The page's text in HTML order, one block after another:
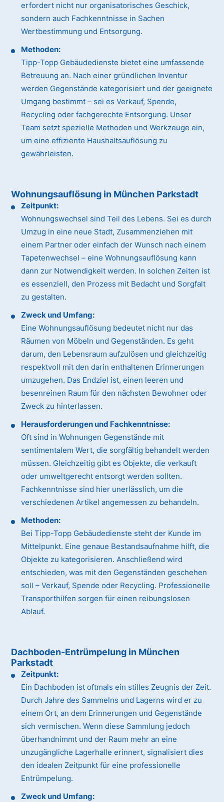
erfordert nicht nur organisatorisches Geschick,
sondern auch Fachkenntnisse in Sachen
Wertbestimmung und Entsorgung.
Methoden:
Tipp-Topp Gebäudedienste bietet eine umfassende
Betreuung an. Nach einer gründlichen Inventur
werden Gegenstände kategorisiert und der geeignete
Umgang bestimmt – sei es Verkauf, Spende,
Recycling oder fachgerechte Entsorgung. Unser
Team setzt spezielle Methoden und Werkzeuge ein,
um eine effiziente Haushaltsauflösung zu
gewährleisten.
Wohnungsauflösung in München Parkstadt
Zeitpunkt:
Wohnungswechsel sind Teil des Lebens. Sei es durch
Umzug in eine neue Stadt, Zusammenziehen mit
einem Partner oder einfach der Wunsch nach einem
Tapetenwechsel – eine Wohnungsauflösung kann
dann zur Notwendigkeit werden. In solchen Zeiten ist
es essenziell, den Prozess mit Bedacht und Sorgfalt
zu gestalten.
Zweck und Umfang:
Eine Wohnungsauflösung bedeutet nicht nur das
Räumen von Möbeln und Gegenständen. Es geht
darum, den Lebensraum aufzulösen und gleichzeitig
respektvoll mit den darin enthaltenen Erinnerungen
umzugehen. Das Endziel ist, einen leeren und
besenreinen Raum für den nächsten Bewohner oder
Zweck zu hinterlassen.
Herausforderungen und Fachkenntnisse:
Oft sind in Wohnungen Gegenstände mit
sentimentalem Wert, die sorgfältig behandelt werden
müssen. Gleichzeitig gibt es Objekte, die verkauft
oder umweltgerecht entsorgt werden sollten.
Fachkenntnisse sind hier unerlässlich, um die
verschiedenen Artikel angemessen zu behandeln.
Methoden:
Bei Tipp-Topp Gebäudedienste steht der Kunde im
Mittelpunkt. Eine genaue Bestandsaufnahme hilft, die
Objekte zu kategorisieren. Anschließend wird
entschieden, was mit den Gegenständen geschehen
soll – Verkauf, Spende oder Recycling. Professionelle
Transporthilfen sorgen für einen reibungslosen
Ablauf.
Dachboden-Entrümpelung in München
Parkstadt
Zeitpunkt:
Ein Dachboden ist oftmals ein stilles Zeugnis der Zeit.
Durch Jahre des Sammelns und Lagerns wird er zu
einem Ort, an dem Erinnerungen und Gegenstände
sich vermischen. Wenn diese Sammlung jedoch
überhandnimmt und der Raum mehr an eine
unzugängliche Lagerhalle erinnert, signalisiert dies
den idealen Zeitpunkt für eine professionelle
Entrümpelung.
Zweck und Umfang: